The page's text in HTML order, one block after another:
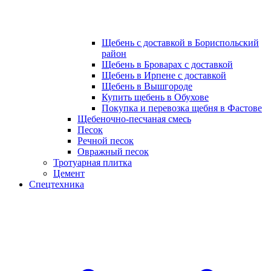
Щебень с доставкой в Бориспольский
район
Щебень в Броварах с доставкой
Щебень в Ирпене с доставкой
Щебень в Вышгороде
Купить щебень в Обухове
Покупка и перевозка щебня в Фастове
Щебеночно-песчаная смесь
Песок
Речной песок
Овражный песок
Тротуарная плитка
Цемент
Спецтехника